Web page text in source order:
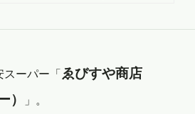
ーパー「ゑびすや商店
）
」。